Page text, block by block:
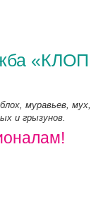
«КЛОП
муравьев, мух,
и грызунов.